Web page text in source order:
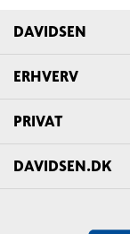
DAVIDSEN
ERHVERV
PRIVAT
DAVIDSEN.DK